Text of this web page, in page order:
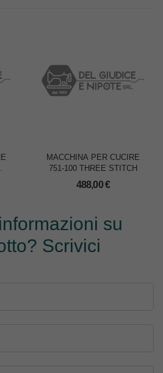
MACCHINA PER CUCIRE
751-100 THREE STITCH
488,00€
su
Scrivici